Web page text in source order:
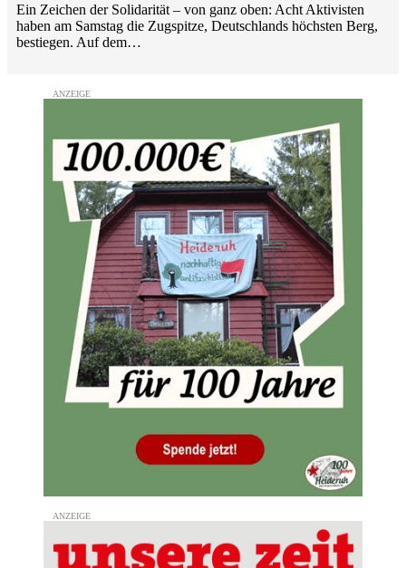
Ein Zeichen der Solidarität – von ganz oben: Acht Aktivisten
haben am Samstag die Zugspitze, Deutschlands höchsten Berg,
bestiegen. Auf dem…